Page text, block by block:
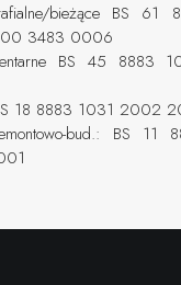
bieżące BS
3483 0006
BS 45 8883
18 8883 1031
bud.: BS